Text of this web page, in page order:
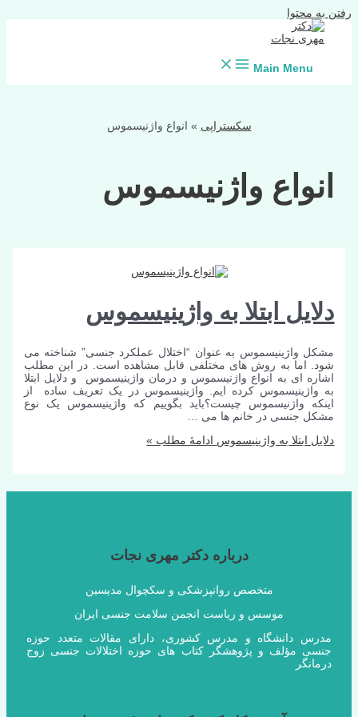
رفتن به محتوا
Main Menu
سکستراپی » انواع واژنیسموس
انواع واژنیسموس
دلایل ابتلا به واژینیسموس
مشکل واژینیسموس به عنوان “اختلال عملکرد جنسی” شناخته می
شود. اما به روش های مختلفی قابل مشاهده است. در این مطلب
اشاره ای به انواع واژنیسموس و درمان واژینیسموس و دلایل ابتلا
به واژینیسموس کرده ایم. واژینیسموس در یک تعریف ساده از
اینکه واژنیسموس چیست؟باید بگوییم که واژینیسموس یک نوع
مشکل جنسی در خانم ها می …
دلایل ابتلا به واژینیسموس ادامۀ مطلب »
درباره دکتر مهری نجات
متخصص روانپزشکی و سکچوال مدیسین
موسس و ریاست انجمن سلامت جنسی ایران
مدرس دانشگاه و مدرس کشوری، دارای مقالات متعدد حوزه
جنسی مؤلف و پژوهشگر کتاب های حوزه اختلالات جنسی زوج
درمانگر